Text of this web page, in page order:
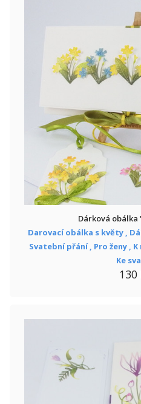
Dárková obálka
Darovací obálka s květy ,
Svatební přání , Pro ženy ,
Ke
130